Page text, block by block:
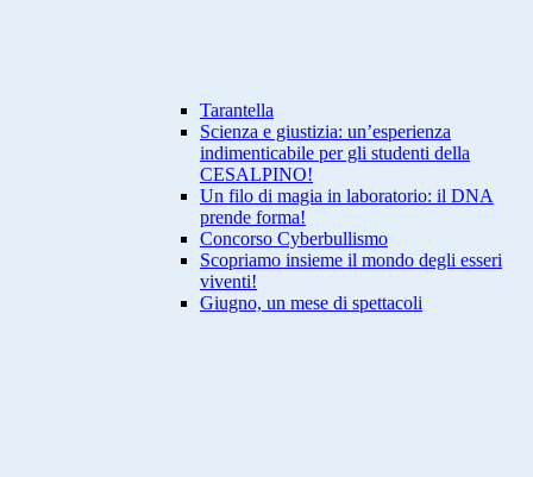
Tarantella
Scienza e giustizia: un’esperienza
indimenticabile per gli studenti della
CESALPINO!
Un filo di magia in laboratorio: il DNA
prende forma!
Concorso Cyberbullismo
Scopriamo insieme il mondo degli esseri
viventi!
Giugno, un mese di spettacoli